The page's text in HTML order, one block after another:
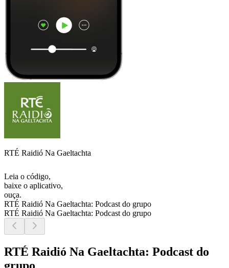
RTÉ Raidió Na Gaeltachta
Leia o código,
baixe o aplicativo,
ouça.
RTÉ Raidió Na Gaeltachta: Podcast do grupo
RTÉ Raidió Na Gaeltachta: Podcast do grupo
RTÉ Raidió Na Gaeltachta: Podcast do